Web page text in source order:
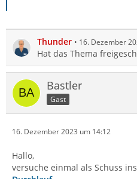
Thunder 16. Dezember
Hat das Thema
Bastler
Gast
16. Dezember 2023 um 14:12
Hallo,
versuche einmal als Schuss